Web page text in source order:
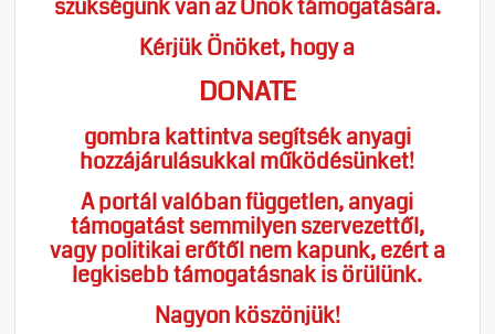
szükségünk van az Önök támogatására.
Kérjük Önöket, hogy a
DONATE
gombra kattintva segítsék anyagi
hozzájárulásukkal működésünket!
A portál valóban független, anyagi
támogatást semmilyen szervezettől,
vagy politikai erőtől nem kapunk, ezért a
legkisebb támogatásnak is örülünk.
Nagyon köszönjük!